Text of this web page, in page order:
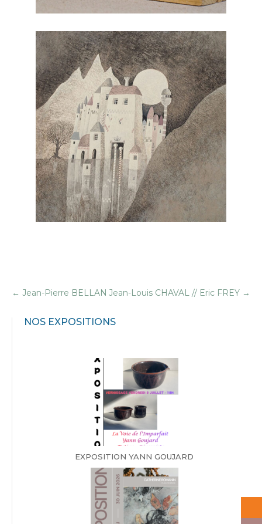
← Jean-Pierre BELLAN Jean-Louis CHAVAL // Eric FREY →
NOS EXPOSITIONS
EXPOSITION YANN GOUJARD